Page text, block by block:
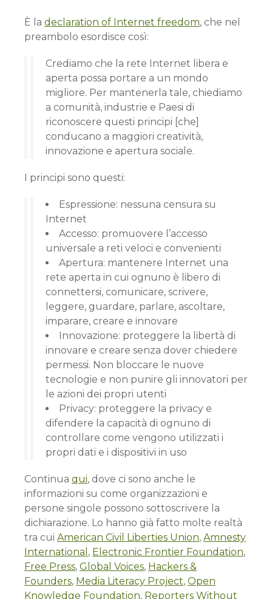
È la declaration of Internet freedom, che nel
preambolo esordisce così:
Crediamo che la rete Internet libera e
aperta possa portare a un mondo
migliore. Per mantenerla tale, chiediamo
a comunità, industrie e Paesi di
riconoscere questi principi [che]
conducano a maggiori creatività,
innovazione e apertura sociale.
I principi sono questi:
Espressione: nessuna censura su
Internet
Accesso: promuovere l’accesso
universale a reti veloci e convenienti
Apertura: mantenere Internet una
rete aperta in cui ognuno è libero di
connettersi, comunicare, scrivere,
leggere, guardare, parlare, ascoltare,
imparare, creare e innovare
Innovazione: proteggere la libertà di
innovare e creare senza dover chiedere
permessi. Non bloccare le nuove
tecnologie e non punire gli innovatori per
le azioni dei propri utenti
Privacy: proteggere la privacy e
difendere la capacità di ognuno di
controllare come vengono utilizzati i
propri dati e i dispositivi in uso
Continua qui, dove ci sono anche le
informazioni su come organizzazioni e
persone singole possono sottoscrivere la
dichiarazione. Lo hanno già fatto molte realtà
tra cui American Civil Liberties Union, Amnesty
International , Electronic Frontier Foundation,
Free Press, Global Voices, Hackers &
Founders, Media Literacy Project, Open
Knowledge Foundation, Reporters Without